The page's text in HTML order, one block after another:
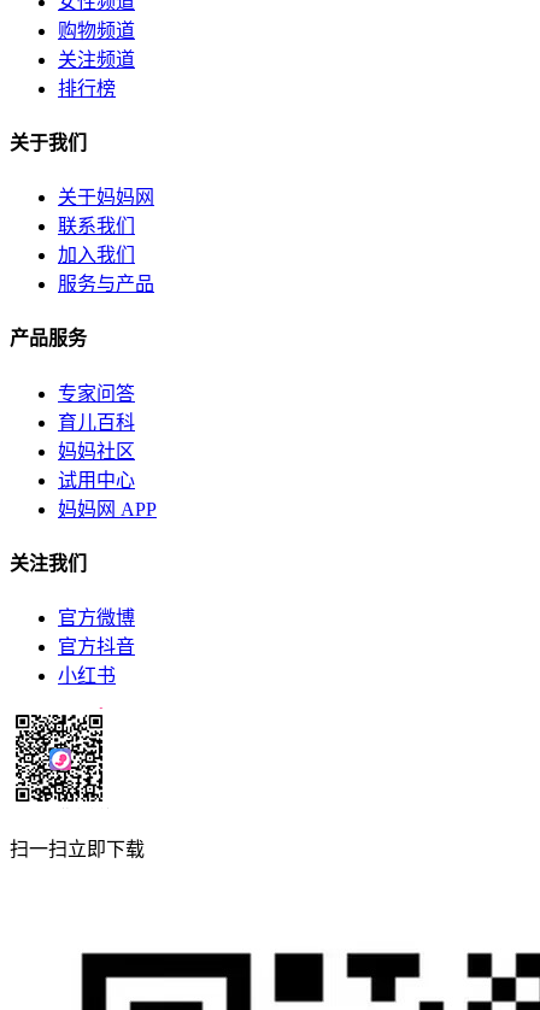
购物频道
关注频道
排行榜
关于我们
关于妈妈网
联系我们
加入我们
服务与产品
产品服务
专家问答
育儿百科
妈妈社区
试用中心
妈妈网 APP
关注我们
官方微博
官方抖音
小红书
扫一扫立即下载